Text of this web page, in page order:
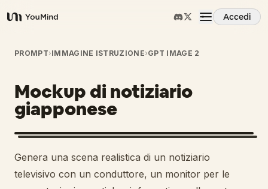
YouMind
Accedi
Panoramica
Casi d'uso
Abilità
Prompt
PROMPT›IMMAGINE ISTRUZIONE›GPT IMAGE 2
Mockup di notiziario
giapponese
Genera una scena realistica di un notiziario
televisivo con un conduttore, un monitor per le